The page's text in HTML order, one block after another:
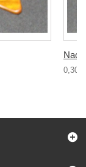
0,30 €